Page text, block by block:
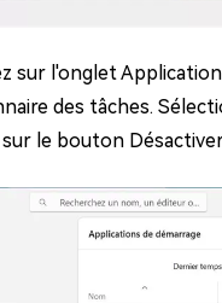
sur l'onglet
des tâches.
le bouton